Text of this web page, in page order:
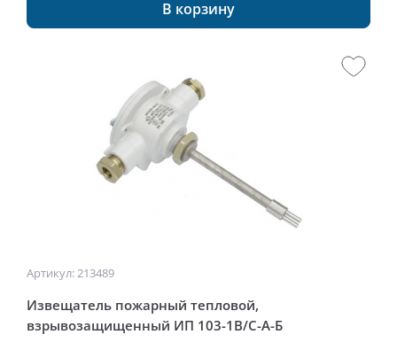
В корзину
Артикул: 213489
Извещатель пожарный тепловой,
взрывозащищенный ИП 103-1В/С-А-Б